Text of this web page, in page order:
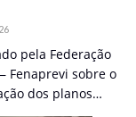
pela Federação
Fenaprevi sobre o
dos planos…